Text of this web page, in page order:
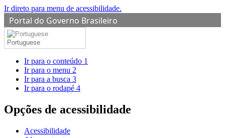
Ir direto para menu de acessibilidade.
Portal do Governo Brasileiro
Portuguese
Ir para o conteúdo 1
Ir para o menu 2
Ir para a busca 3
Ir para o rodapé 4
Opções de acessibilidade
Acessibilidade